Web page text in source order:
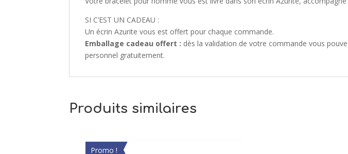
SI C’EST UN CADEAU :
Un écrin Azurite vous est offert pour chaque commande.
Emballage cadeau offert : dès la validation de votre commande vous
personnel gratuitement.
Produits similaires
Promo !